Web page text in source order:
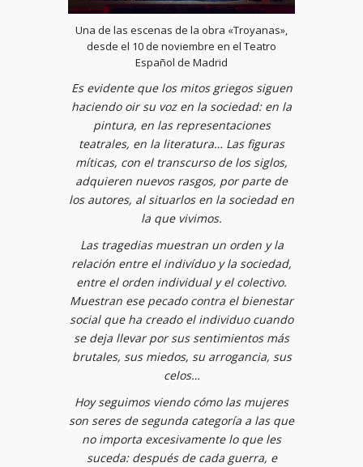
Una de las escenas de la obra «Troyanas»,
desde el 10 de noviembre en el Teatro
Español de Madrid
Es evidente que los mitos griegos siguen
haciendo oir su voz en la sociedad: en la
pintura, en las representaciones
teatrales, en la literatura… Las figuras
míticas, con el transcurso de los siglos,
adquieren nuevos rasgos, por parte de
los autores, al situarlos en la sociedad en
la que vivimos.
Las tragedias muestran un orden y la
relación entre el indivíduo y la sociedad,
entre el orden individual y el colectivo.
Muestran ese pecado contra el bienestar
social que ha creado el individuo cuando
se deja llevar por sus sentimientos más
brutales, sus miedos, su arrogancia, sus
celos…
Hoy seguimos viendo cómo las mujeres
son seres de segunda categoría a las que
no importa excesivamente lo que les
suceda: después de cada guerra, e